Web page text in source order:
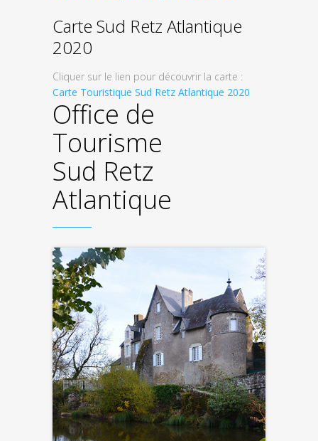
Carte Sud Retz Atlantique
2020
Cliquer sur le lien pour découvrir la carte :
Carte Touristique Sud Retz Atlantique 2020
Office de
Tourisme
Sud Retz
Atlantique